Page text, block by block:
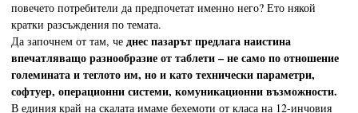
повечето потребители да предпочетат именно него? Ето някой
кратки разсъждения по темата.
Да започнем от там, че днес пазарът предлага наистина
впечатляващо разнообразие от таблети – не само по отношение
големината и теглото им, но и като технически параметри,
софтуер, операционни системи, комуникационни възможности.
В единия край на скалата имаме бехемоти от класа на 12-инчовия